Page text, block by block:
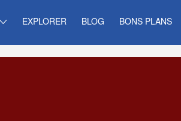
EXPLORER BLOG BONS PLANS